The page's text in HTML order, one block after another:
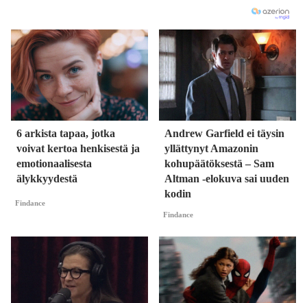
6 arkista tapaa, jotka
voivat kertoa henkisestä ja
emotionaalisesta
älykkyydestä
Findance
Andrew Garfield ei täysin
yllättynyt Amazonin
kohupäätöksestä – Sam
Altman -elokuva sai uuden
kodin
Findance